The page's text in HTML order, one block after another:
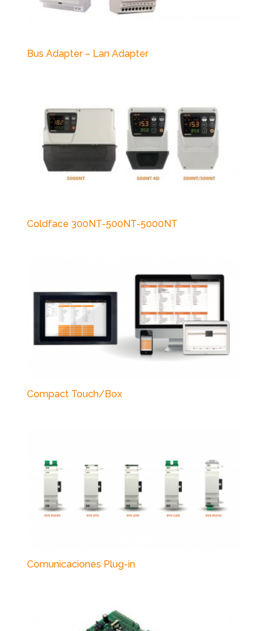
Bus Adapter – Lan Adapter
Coldface 300NT-500NT-5000NT
Compact Touch/Box
Comunicaciones Plug-in